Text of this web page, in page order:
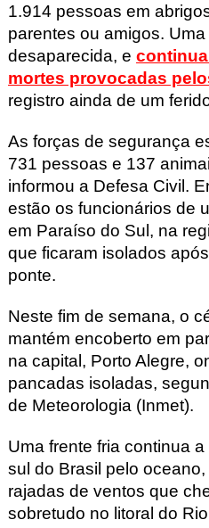
1.914 pessoas em
parentes ou amigos.
desaparecida, e
mortes provocadas
registro ainda de um
As forças de segurança
731 pessoas e 137
informou a Defesa Civil.
estão os funcionários de
em Paraíso do Sul, na
que ficaram isolados
ponte.
Neste fim de semana, o
mantém encoberto em
na capital, Porto Alegre,
pancadas isoladas,
de Meteorologia (Inmet).
Uma frente fria continua
sul do Brasil pelo
rajadas de ventos que
sobretudo no litoral do